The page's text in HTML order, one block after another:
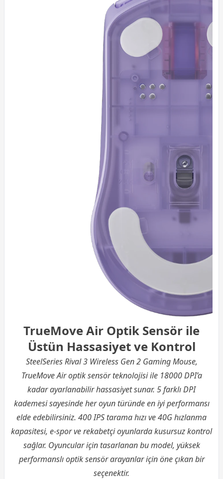
TrueMove Air Optik Sensör ile
Üstün Hassasiyet ve Kontrol
SteelSeries Rival 3 Wireless Gen 2 Gaming Mouse,
TrueMove Air optik sensör teknolojisi ile 18000 DPI’a
kadar ayarlanabilir hassasiyet sunar. 5 farklı DPI
kademesi sayesinde her oyun türünde en iyi performansı
elde edebilirsiniz. 400 IPS tarama hızı ve 40G hızlanma
kapasitesi, e-spor ve rekabetçi oyunlarda kusursuz kontrol
sağlar. Oyuncular için tasarlanan bu model, yüksek
performanslı optik sensör arayanlar için öne çıkan bir
seçenektir.